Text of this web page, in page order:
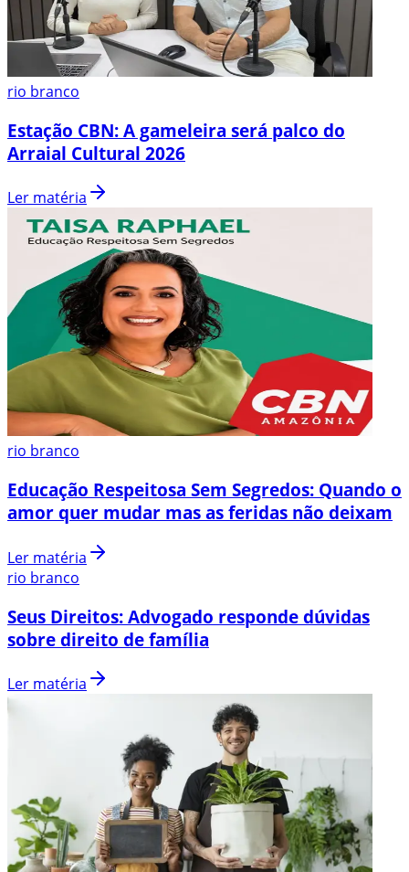
rio branco
Estação CBN: A gameleira será palco do
Arraial Cultural 2026
Ler matéria
rio branco
Educação Respeitosa Sem Segredos: Quando o
amor quer mudar mas as feridas não deixam
Ler matéria
rio branco
Seus Direitos: Advogado responde dúvidas
sobre direito de família
Ler matéria